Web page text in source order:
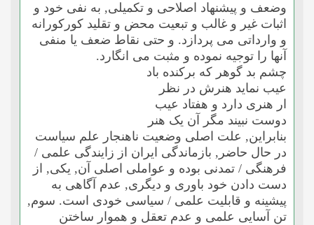
وضعف و پیشنهاد اصلاحى و تکمیلى, به نفى خود و
اثبات غیر و غالب و تبعیت محض و تقلید کورکورانه
و وارداتى مى پردازد. و حتى نقاط ضعف یا منفى
آنها را توجیه نموده و مثبت مى انگارد.
چشم بد گوهر که برکنده باد
عیب نماید هنرش در نظر
ار هنرى دارد و هفتاد عیب
دوست نبیند مگر آن یک هنر
بنابراین, علت اصلى وضعیت ناهنجار علم سیاست
در حال حاضر, بازماندگى ایران از زایندگى علمى /
فرهنگى / تمدنى بوده و عواملى اصلى آن, یکى, از
دست دادن خود باورى و دیگرى, عدم آگاهى به
پیشینه و قابلیت علمى / سیاسى خودى است. سوم,
تن آسایى علمى و عدم تعقل و هموار ساختن